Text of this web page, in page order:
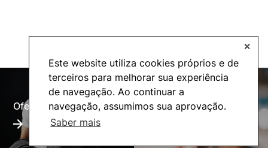
Este website utiliza cookies próprios e de
terceiros para melhorar sua experiência
de navegação. Ao continuar a
navegação, assumimos sua aprovação.
Saber mais
✕
Oferta Formativa Alumni